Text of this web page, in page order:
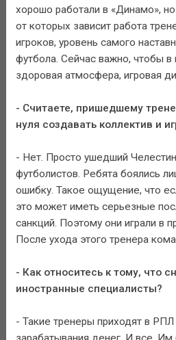
хорошо работали в «Динамо»,
от которых зависит работа
игроков, уровень самого
футбола. Сейчас важно, чтобы в
здоровая атмосфера, игровая
- Считаете, пришедшему
нуля создавать коллектив и
- Нет. Просто ушедший
футболистов. Ребята боялись
ошибку. Такое ощущение, что
это может иметь серьезные
санкций. Поэтому они играли в
После ухода этого тренера
- Как относитесь к тому, что
иностранные специалисты?
- Такие тренеры приходят в РПЛ